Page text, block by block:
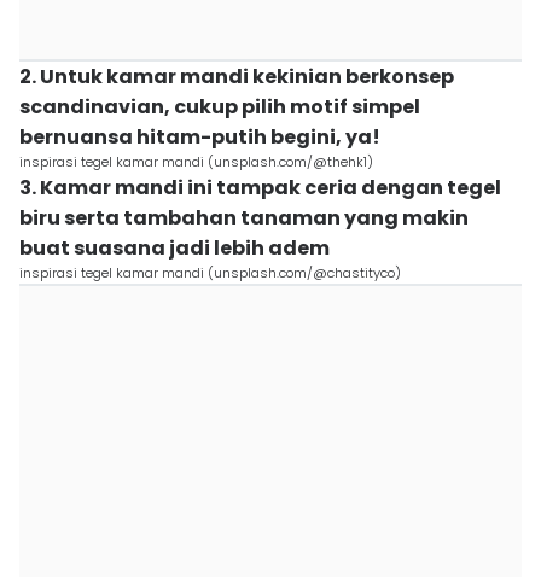
2. Untuk kamar mandi kekinian berkonsep
scandinavian, cukup pilih motif simpel
bernuansa hitam-putih begini, ya!
inspirasi tegel kamar mandi (unsplash.com/@thehk1)
3. Kamar mandi ini tampak ceria dengan tegel
biru serta tambahan tanaman yang makin
buat suasana jadi lebih adem
inspirasi tegel kamar mandi (unsplash.com/@chastityco)